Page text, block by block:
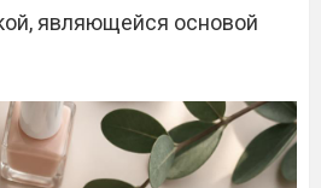
являющейся основой